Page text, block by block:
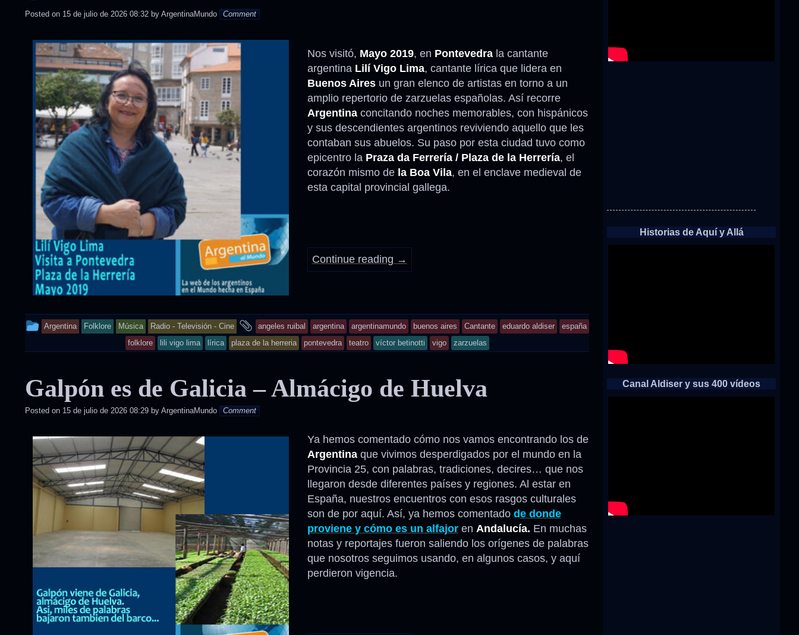
Posted on 15 de julio de 2026 08:32 by ArgentinaMundo Comment
Nos visitó, Mayo 2019, en Pontevedrala cantante
argentina Lilí Vigo Lima, cantante lírica que lidera en
Buenos Airesun gran elenco de artistas en torno a un
amplio repertorio de zarzuelas españolas. Así recorre
Argentinaconcitando noches memorables, con hispánicos
y sus descendientes argentinos reviviendo aquello que les
contaban sus abuelos. Su paso por esta ciudad tuvo como
epicentro la Praza da Ferrería / Plaza de la Herrería, el
corazón mismo dela Boa Vila, en el enclave medieval de
esta capital provincial gallega.
Continue reading →
This
posted
Argentina Folklore Música Radio - Televisión - Cine
and
tagged
angeles ruibal argentina argentinamundo buenos aires Cantante eduardo aldiser
españa
folklore
lili vigo lima lírica plaza de la herreria pontevedra teatro víctor betinotti vigo zarzuelas
Galpón es de Galicia – Almácigo de Huelva
Posted on 15 de julio de 2026 08:29 by ArgentinaMundo Comment
Ya hemos comentado cómo nos vamos encontrando los de
Argentinaque vivimos desperdigados por el mundo en la
Provincia 25, con palabras, tradiciones, decires… que nos
llegaron desde diferentes países y regiones. Al estar en
España, nuestros encuentros con esos rasgos culturales
son de por aquí. Así, ya hemos comentado de donde
proviene y cómo es un alfajoren Andalucía. En muchas
notas y reportajes fueron saliendo los orígenes de palabras
que nosotros seguimos usando, en algunos casos, y aquí
perdieron vigencia.
Historias de Aquí y Allá
Canal Aldiser y sus 400 vídeos